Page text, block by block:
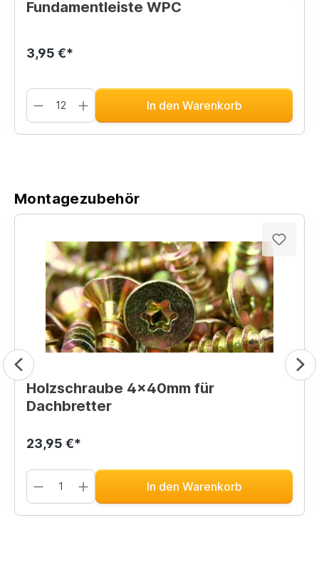
Fundamentleiste WPC
3,95 €*
In den Warenkorb
Montagezubehör
Holzschraube 4x40mm für
Dachbretter
23,95 €*
In den Warenkorb